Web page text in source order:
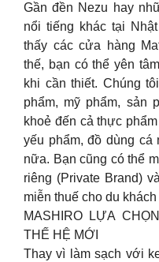
Gần đền Nezu hay
nổi tiếng khác tại
thấy các cửa hàng
thế, bạn có thể yên
khi cần thiết. Chúng
phẩm, mỹ phẩm, sản
khoẻ đến cả thực
yếu phẩm, đồ dùng cá
nữa. Bạn cũng có thể
riêng (Private Brand)
miễn thuế cho du
MASHIRO LỰA
THẾ HỆ MỚI
Thay vì làm sạch với